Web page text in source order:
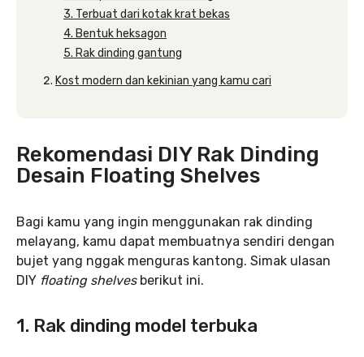
3. Terbuat dari kotak krat bekas
4. Bentuk heksagon
5. Rak dinding gantung
Kost modern dan kekinian yang kamu cari
Rekomendasi DIY Rak Dinding
Desain Floating Shelves
Bagi kamu yang ingin menggunakan rak dinding
melayang, kamu dapat membuatnya sendiri dengan
bujet yang nggak menguras kantong. Simak ulasan
DIY floating shelves berikut ini.
1. Rak dinding model terbuka